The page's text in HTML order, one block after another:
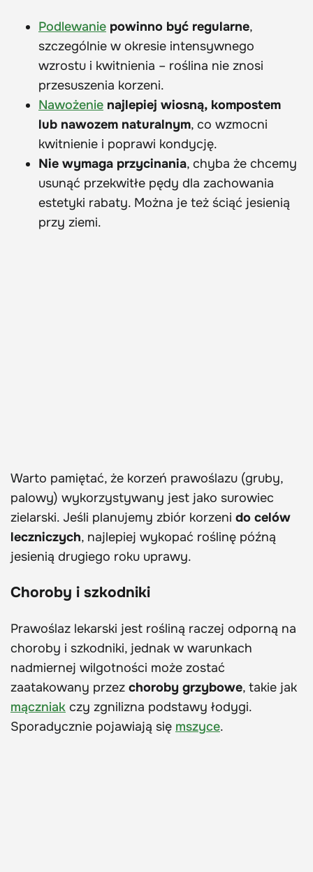
Podlewanie powinno być regularne,
szczególnie w okresie intensywnego
wzrostu i kwitnienia – roślina nie znosi
przesuszenia korzeni.
Nawożenie najlepiej wiosną, kompostem
lub nawozem naturalnym, co wzmocni
kwitnienie i poprawi kondycję.
Nie wymaga przycinania, chyba że chcemy
usunąć przekwitłe pędy dla zachowania
estetyki rabaty. Można je też ściąć jesienią
przy ziemi.
Warto pamiętać, że korzeń prawoślazu (gruby,
palowy) wykorzystywany jest jako surowiec
zielarski. Jeśli planujemy zbiór korzeni do celów
leczniczych, najlepiej wykopać roślinę późną
jesienią drugiego roku uprawy.
Choroby i szkodniki
Prawoślaz lekarski jest rośliną raczej odporną na
choroby i szkodniki, jednak w warunkach
nadmiernej wilgotności może zostać
zaatakowany przez choroby grzybowe, takie jak
mączniak czy zgnilizna podstawy łodygi.
Sporadycznie pojawiają się mszyce.